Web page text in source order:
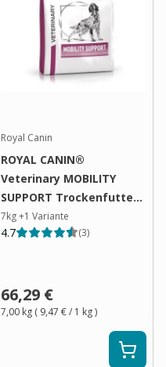
Royal Canin
ROYAL CANIN®
Veterinary MOBILITY
SUPPORT Trockenfutter
für Hunde
7kg+1 Variante
4.7 (3)
66,29 €
7,00 kg ( 9,47 €/ 1 kg)